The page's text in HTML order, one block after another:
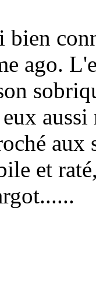
bien
ago.
et